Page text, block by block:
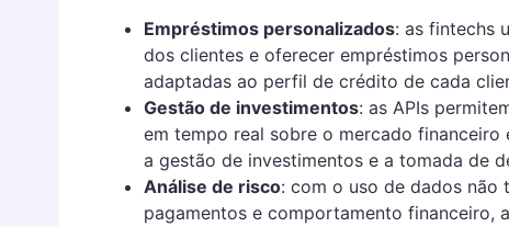
Empréstimos personalizados: as fintechs
dos clientes e oferecer empréstimos
adaptadas ao perfil de crédito de cada
Gestão de investimentos: as APIs
em tempo real sobre o mercado
a gestão de investimentos e a tomada de
Análise de risco: com o uso de dados não
pagamentos e comportamento financeiro,